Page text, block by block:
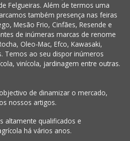
Felgueiras. Além de termos uma
também presença nas feiras
Mesão Frio, Cinfães, Resende e
de inúmeras marcas de renome
Oleo-Mac, Efco, Kawasaki,
Temos ao seu dispor inúmeros
vinícola, jardinagem entre outras.
de dinamizar o mercado,
nossos artigos.
altamente qualificados e
há vários anos.